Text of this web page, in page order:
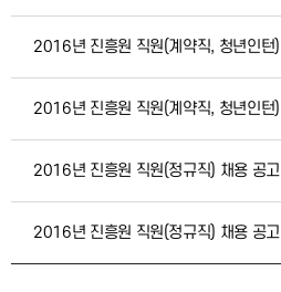
2016년 진흥원 직원(정규직) 채용 공고
2016년 진흥원 직원(정규직) 채용 공고